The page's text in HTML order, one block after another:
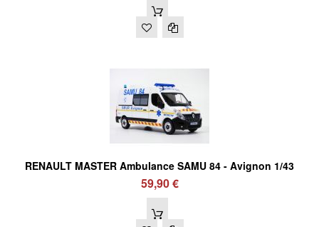
RENAULT MASTER Ambulance SAMU 84 - Avignon 1/43
59,90 €